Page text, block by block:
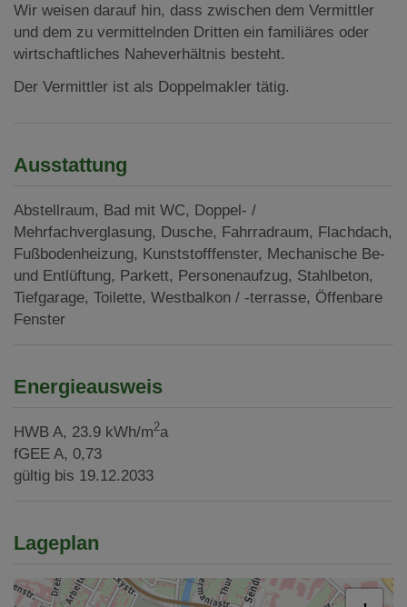
Wir weisen darauf hin, dass zwischen dem Vermittler
und dem zu vermittelnden Dritten ein familiäres oder
wirtschaftliches Naheverhältnis besteht.
Der Vermittler ist als Doppelmakler tätig.
Ausstattung
Abstellraum Bad mit WC Doppel- /
Mehrfachverglasung Dusche Fahrradraum
Flachdach
Fußbodenheizung Kunststofffenster Mechanische Be-
und Entlüftung Parkett Personenaufzug Stahlbeton
Tiefgarage Toilette Westbalkon / -terrasse Öffenbare
Fenster
Energieausweis
HWB A, 23.9 kWh/m2a
fGEE A, 0,73
gültig bis 19.12.2033
Lageplan